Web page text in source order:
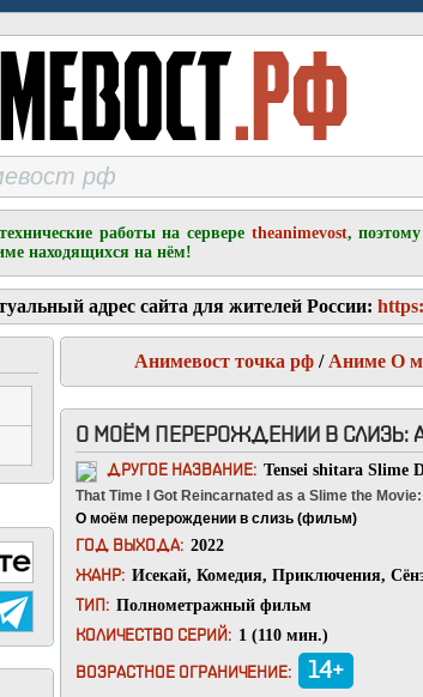
работы на сервере theanimevost,
находящихся на нём!
адрес сайта для жителей России:
Анимевост точка рф / Аниме О
О МОЁМ ПЕРЕРОЖДЕНИИ В СЛИЗЬ:
ДРУГОЕ НАЗВАНИЕ: Tensei shitara Slime
That Time I Got Reincarnated as a Slime the
О моём перерождении в слизь (фильм)
ГОД ВЫХОДА: 2022
ЖАНР: Исекай, Комедия, Приключения,
ТИП: Полнометражный фильм
КОЛИЧЕСТВО СЕРИЙ: 1 (110 мин.)
ВОЗРАСТНОЕ ОГРАНИЧЕНИЕ: 14+